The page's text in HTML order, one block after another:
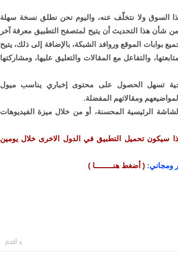
السوق ولا نتخلّف عنه، واليوم نحن نطلق نسخة سهلة
من شأن هذا التحديث أن يتيح لمتصفح التطبيق معرفة آخر
بوابات الموقع وروافد الشبكة، بالإضافة إلى ذلك، يتيح
والتفاعل مع المقالات والتعليق عليها، ومشاركتها
تسهل الحصول على محتوى إخباري يناسب ميول
ومقالاتهم المفضلة.
الرئيسية المحسنة، أو من خلال ميزة الفيديوهات
سيكون تحميل التطبيق في الدول الاخرى خلال يومين
ومجاني:( أضغط هنـــــــــا )
أقدم